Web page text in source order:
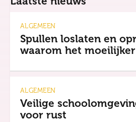
ALGEMEEN
Spullen loslaten en
waarom het
ALGEMEEN
Veilige
voor rust